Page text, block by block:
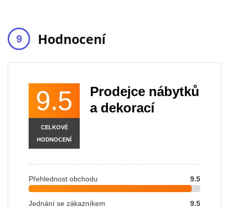
Hodnocení
9.5
CELKOVÉ
HODNOCENÍ
Prodejce nábytků
a dekorací
Přehlednost obchodu 9.5
Jednání se zákazníkem 9.5